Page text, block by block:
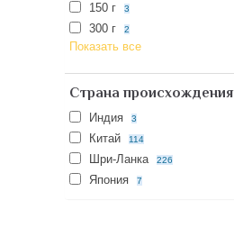
150 г 3
300 г 2
Показать все
Страна происхождения
Индия 3
Китай 114
Шри-Ланка 226
Япония 7